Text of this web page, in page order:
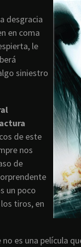
desgracia
en coma
le
siniestro
de este
nos
de
un poco
tiros, en
es una película